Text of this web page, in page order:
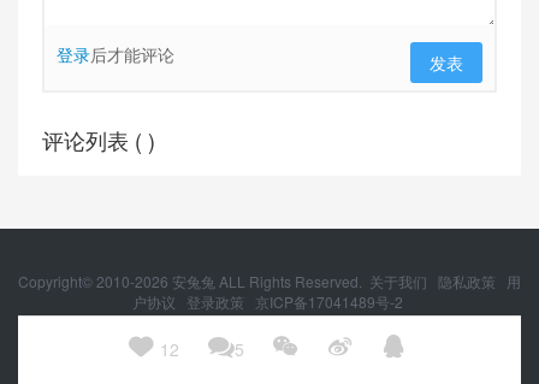
 12 5   
登录后才能评论 发表
评论列表 ( )
Copyright© 2010-2026 安兔兔 ALL Rights Reserved. 关于我们 隐私政策
用
户协议
登录政策
京ICP备17041489号-2
京公网安备 11010502054377号